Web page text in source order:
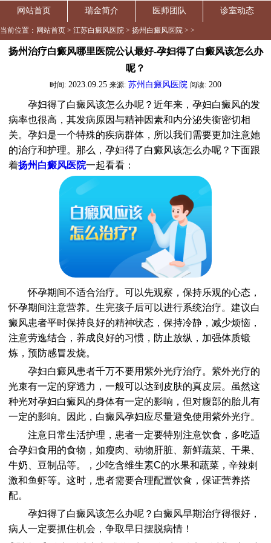
网站首页 瑞金简介 医师团队 诊室动态
当前位置： 网站首页 > 江苏白癜风医院 > 扬州白癜风医院 > >
扬州治疗白癜风哪里医院公认最好-孕妇得了白癜风该怎么办
呢？
时间: 2023.09.25 来源: 苏州白癜风医院 阅读: 200
孕妇得了白癜风该怎么办呢？近年来，孕妇白癜风的发
病率也很高，其发病原因与精神因素和内分泌失衡密切相
关。孕妇是一个特殊的疾病群体，所以我们需要更加注意她
的治疗和护理。那么，孕妇得了白癜风该怎么办呢？下面跟
着扬州白癜风医院一起看看：
怀孕期间不适合治疗。可以先观察，保持乐观的心态，
怀孕期间注意营养。生完孩子后可以进行系统治疗。建议白
癜风患者平时保持良好的精神状态，保持冷静，减少烦恼，
注意劳逸结合，养成良好的习惯，防止放纵，加强体质锻
炼，预防感冒发烧。
孕妇白癜风患者千万不要用紫外光疗治疗。紫外光疗的
光束有一定的穿透力，一般可以达到皮肤的真皮层。虽然这
种光对孕妇白癜风的身体有一定的影响，但对腹部的胎儿有
一定的影响。因此，白癜风孕妇应尽量避免使用紫外光疗。
注意日常生活护理，患者一定要特别注意饮食，多吃适
合孕妇食用的食物，如瘦肉、动物肝脏、新鲜蔬菜、干果、
牛奶、豆制品等。，少吃含维生素C的水果和蔬菜，辛辣刺
激和鱼虾等。这时，患者需要合理配置饮食，保证营养搭
配。
孕妇得了白癜风该怎么办呢？白癜风早期治疗得很好，
病人一定要抓住机会，争取早日摆脱病情！